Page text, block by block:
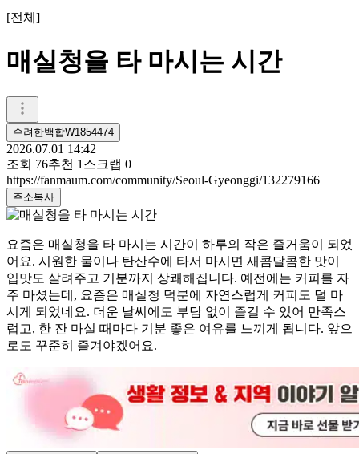
[전체 ]
매실청을 타 마시는 시간
수려한백합W1854474
2026.07.01 14:42
조회 76추천 1 스크랩 0
https://fanmaum.com/community/Seoul-Gyeonggi/132279166
주소복사
요즘은 매실청을 타 마시는 시간이 하루의 작은 즐거움이 되었
어요. 시원한 물이나 탄산수에 타서 마시면 새콤달콤한 맛이
입맛도 살려주고 기분까지 상쾌해집니다. 예전에는 커피를 자
주 마셨는데, 요즘은 매실청 덕분에 자연스럽게 커피도 덜 마
시게 되었네요. 더운 날씨에도 부담 없이 즐길 수 있어 만족스
럽고, 한 잔 마실 때마다 기분 좋은 여유를 느끼게 됩니다. 앞으
로도 꾸준히 즐겨야겠어요.